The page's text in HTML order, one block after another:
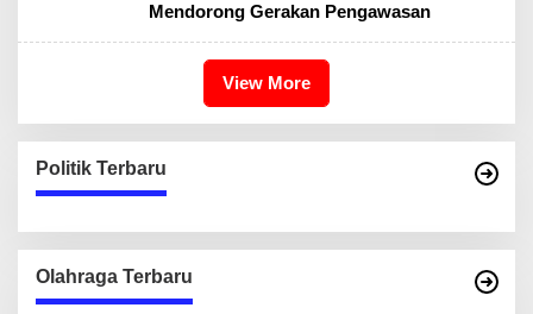
Mendorong Gerakan Pengawasan
View More
Politik Terbaru
Olahraga Terbaru